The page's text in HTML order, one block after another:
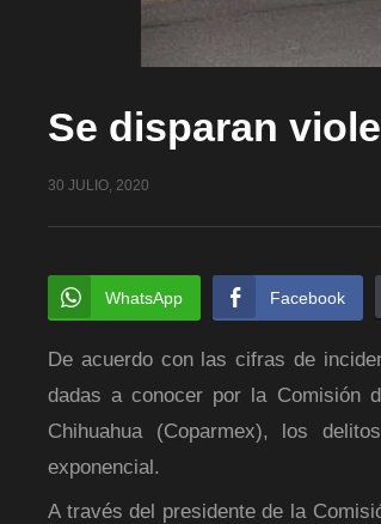
Se disparan
30 JULIO, 2020
WhatsApp Facebook
De acuerdo con las cifras de
dadas a conocer por la Comisión
Chihuahua (Coparmex), los
exponencial.
A través del presidente de la